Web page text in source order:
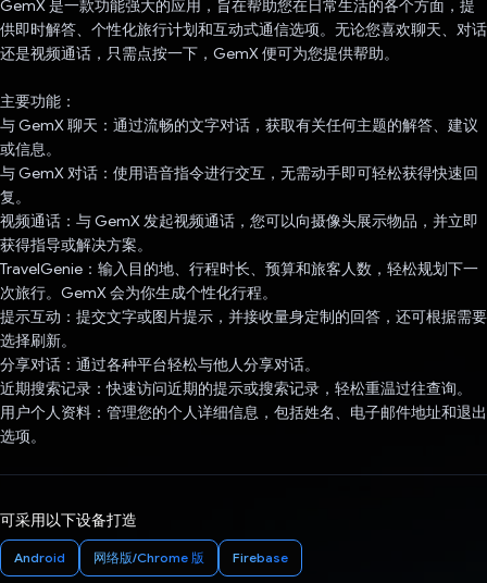
GemX 是一款功能强大的应用，旨在帮助您在日常生活的各个方面，提
供即时解答、个性化旅行计划和互动式通信选项。无论您喜欢聊天、对话
还是视频通话，只需点按一下，GemX 便可为您提供帮助。
主要功能：
与 GemX 聊天：通过流畅的文字对话，获取有关任何主题的解答、建议
或信息。
与 GemX 对话：使用语音指令进行交互，无需动手即可轻松获得快速回
复。
视频通话：与 GemX 发起视频通话，您可以向摄像头展示物品，并立即
获得指导或解决方案。
TravelGenie：输入目的地、行程时长、预算和旅客人数，轻松规划下一
次旅行。GemX 会为你生成个性化行程。
提示互动：提交文字或图片提示，并接收量身定制的回答，还可根据需要
选择刷新。
分享对话：通过各种平台轻松与他人分享对话。
近期搜索记录：快速访问近期的提示或搜索记录，轻松重温过往查询。
用户个人资料：管理您的个人详细信息，包括姓名、电子邮件地址和退出
选项。
可采用以下设备打造
Android 网络版/Chrome 版 Firebase